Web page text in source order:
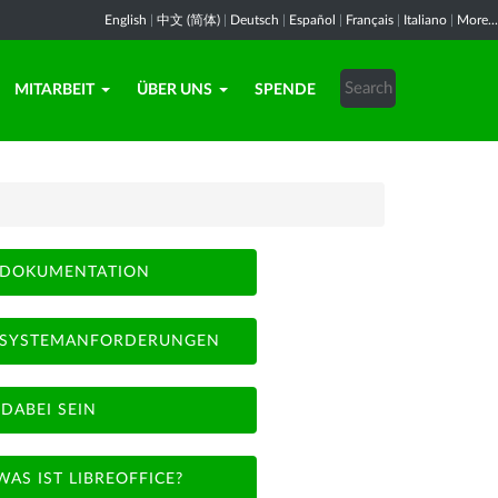
English 中文 (简体) Deutsch Español Français Italiano More...
MITARBEIT ÜBER UNS SPENDE
DOKUMENTATION
SYSTEMANFORDERUNGEN
DABEI SEIN
IST LIBREOFFICE?